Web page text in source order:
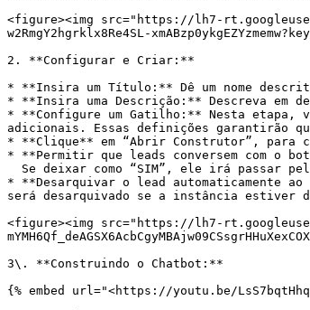
<figure><img src="https://lh7-
w2RmgY2hgrklx8Re4SL-
2. **Configurar e Criar:**
* **Insira um Título:** Dê um nome
* **Insira uma Descrição:** Descreva em
* **Configure um Gatilho:** Nesta etapa,
adicionais. Essas definições garantirão
* **Clique** em “Abrir Construtor”, para
* **Permitir que leads conversem com o
* **Desarquivar o lead automaticamente
será desarquivado se a instância estiver
<figure><img src="https://lh7-
3\. **Construindo o Chatbot:**
{% embed url="<https://youtu.be/